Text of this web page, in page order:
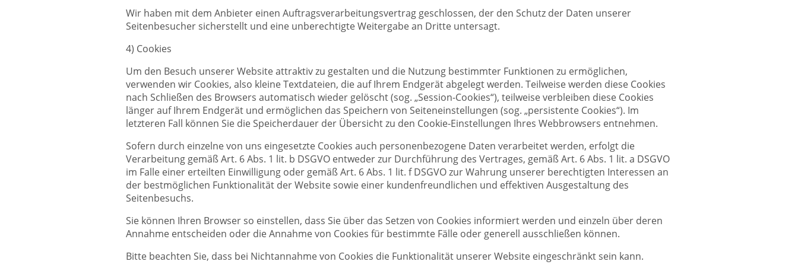
Wir haben mit dem Anbieter einen Auftragsverarbeitungsvertrag geschlossen, der den Schutz der Daten unserer
Seitenbesucher sicherstellt und eine unberechtigte Weitergabe an Dritte untersagt.
4) Cookies
Um den Besuch unserer Website attraktiv zu gestalten und die Nutzung bestimmter Funktionen zu ermöglichen,
verwenden wir Cookies, also kleine Textdateien, die auf Ihrem Endgerät abgelegt werden. Teilweise werden diese Cookies
nach Schließen des Browsers automatisch wieder gelöscht (sog. „Session-Cookies“), teilweise verbleiben diese Cookies
länger auf Ihrem Endgerät und ermöglichen das Speichern von Seiteneinstellungen (sog. „persistente Cookies“). Im
letzteren Fall können Sie die Speicherdauer der Übersicht zu den Cookie-Einstellungen Ihres Webbrowsers entnehmen.
Sofern durch einzelne von uns eingesetzte Cookies auch personenbezogene Daten verarbeitet werden, erfolgt die
Verarbeitung gemäß Art. 6 Abs. 1 lit. b DSGVO entweder zur Durchführung des Vertrages, gemäß Art. 6 Abs. 1 lit. a DSGVO
im Falle einer erteilten Einwilligung oder gemäß Art. 6 Abs. 1 lit. f DSGVO zur Wahrung unserer berechtigten Interessen an
der bestmöglichen Funktionalität der Website sowie einer kundenfreundlichen und effektiven Ausgestaltung des
Seitenbesuchs.
Sie können Ihren Browser so einstellen, dass Sie über das Setzen von Cookies informiert werden und einzeln über deren
Annahme entscheiden oder die Annahme von Cookies für bestimmte Fälle oder generell ausschließen können.
Bitte beachten Sie, dass bei Nichtannahme von Cookies die Funktionalität unserer Website eingeschränkt sein kann.